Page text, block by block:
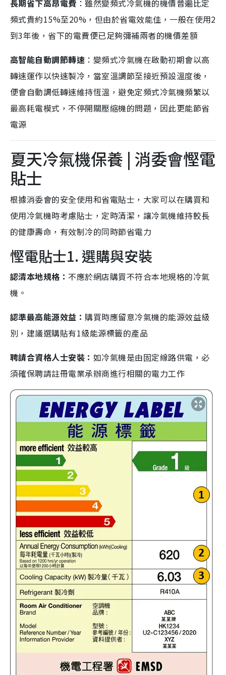
長期省下高昂電費 ：雖然變頻式冷氣機的機價普遍比定
頻式貴約15%至20%，但由於省電效能佳，一般在使用2
到3年後，省下的電費便已足夠彌補兩者的機價差額
高智能自動調節轉速 ：變頻式冷氣機在啟動初期會以高
轉速運作以快速製冷，當室溫調節至接近預設溫度後，
便會自動調低轉速維持恆溫，避免定頻式冷氣機頻繁以
最高耗電模式，不停開關壓縮機的問題，因此更能節省
電源
夏天冷氣機保養 | 消委會慳電
貼士
根據消委會的安全使用和省電貼士，大家可以在購買和
使用冷氣機時考慮貼士，定時清潔，讓冷氣機維持較長
的健康壽命，有效制冷的同時節省電力
慳電貼士1. 選購與安裝
認清本地規格： 不應於網店購買不符合本地規格的冷氣
機。
認準最高能源效益： 購買時應留意冷氣機的能源效益級
別，建議選購貼有1級能源標籤的產品
聘請合資格人士安裝： 如冷氣機是由固定線路供電，必
須確保聘請註冊電業承辦商進行相關的電力工作